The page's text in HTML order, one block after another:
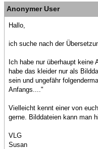
Anonymer User
Hallo,
ich suche nach der
Ich habe nur überhaupt keine
habe das kleider nur als
sein und ungefähr
Anfangs...."
Vielleicht kennt einer von
gerne. Bilddateien kann man
VLG
Susan